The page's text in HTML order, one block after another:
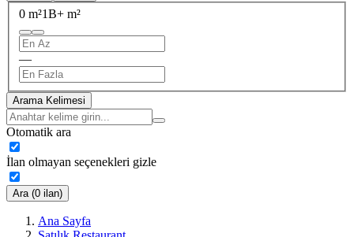
0 m²1B+ m²
—
Arama Kelimesi
Otomatik ara
İlan olmayan seçenekleri gizle
Ara (0 ilan)
Ana Sayfa